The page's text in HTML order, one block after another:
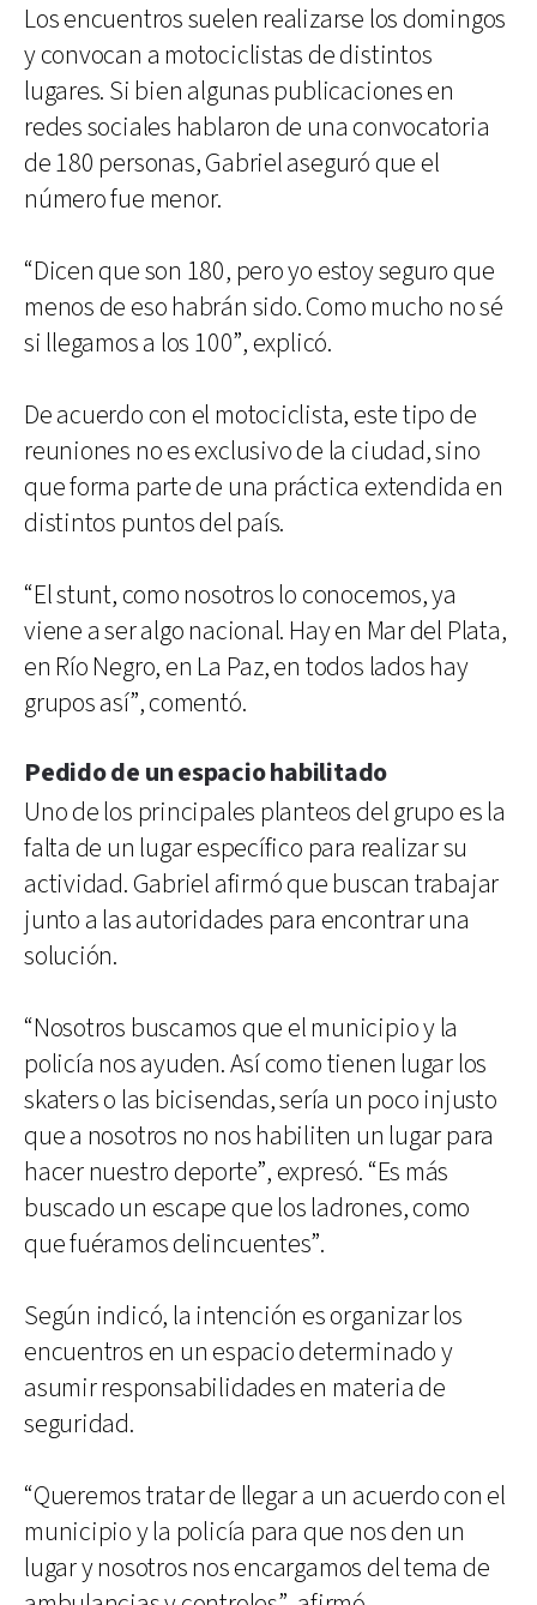
Los encuentros suelen realizarse los domingos
y convocan a motociclistas de distintos
lugares. Si bien algunas publicaciones en
redes sociales hablaron de una convocatoria
de 180 personas, Gabriel aseguró que el
número fue menor.
“Dicen que son 180, pero yo estoy seguro que
menos de eso habrán sido. Como mucho no sé
si llegamos a los 100”, explicó.
De acuerdo con el motociclista, este tipo de
reuniones no es exclusivo de la ciudad, sino
que forma parte de una práctica extendida en
distintos puntos del país.
“El stunt, como nosotros lo conocemos, ya
viene a ser algo nacional. Hay en Mar del Plata,
en Río Negro, en La Paz, en todos lados hay
grupos así”, comentó.
Pedido de un espacio habilitado
Uno de los principales planteos del grupo es la
falta de un lugar específico para realizar su
actividad. Gabriel afirmó que buscan trabajar
junto a las autoridades para encontrar una
solución.
“Nosotros buscamos que el municipio y la
policía nos ayuden. Así como tienen lugar los
skaters o las bicisendas, sería un poco injusto
que a nosotros no nos habiliten un lugar para
hacer nuestro deporte”, expresó. “Es más
buscado un escape que los ladrones, como
que fuéramos delincuentes”.
Según indicó, la intención es organizar los
encuentros en un espacio determinado y
asumir responsabilidades en materia de
seguridad.
“Queremos tratar de llegar a un acuerdo con el
municipio y la policía para que nos den un
lugar y nosotros nos encargamos del tema de